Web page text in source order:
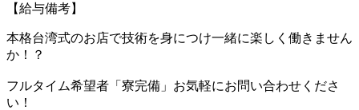
【給与備考】
本格台湾式のお店で技術を身につけ一緒に楽しく働きません
か！？
フルタイム希望者「寮完備」お気軽にお問い合わせくださ
い！